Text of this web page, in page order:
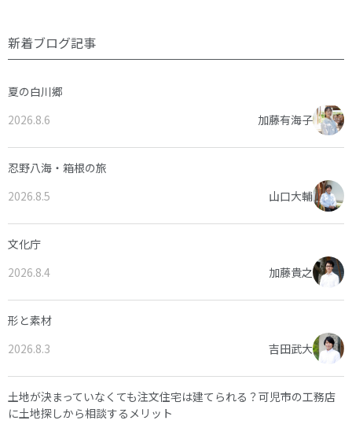
新着ブログ記事
夏の白川郷
2026.8.6
加藤有海子
忍野八海・箱根の旅
2026.8.5
山口大輔
文化庁
2026.8.4
加藤貴之
形と素材
2026.8.3
吉田武大
土地が決まっていなくても注文住宅は建てられる？可児市の工務店
に土地探しから相談するメリット